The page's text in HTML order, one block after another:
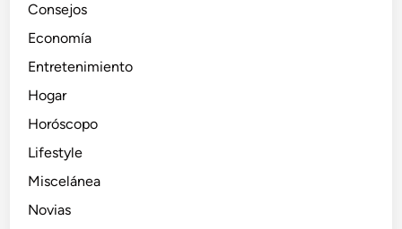
Consejos
Economía
Entretenimiento
Hogar
Horóscopo
Lifestyle
Miscelánea
Novias